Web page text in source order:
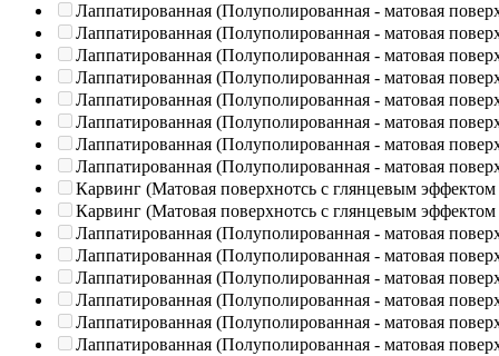
Лаппатированная (Полуполированная - матовая
Лаппатированная (Полуполированная - матовая
Лаппатированная (Полуполированная - матовая
Лаппатированная (Полуполированная - матовая
Лаппатированная (Полуполированная - матовая
Лаппатированная (Полуполированная - матовая
Лаппатированная (Полуполированная - матовая
Лаппатированная (Полуполированная - матовая
Карвинг (Матовая поверхнотсь с глянцевым эффектом
Карвинг (Матовая поверхнотсь с глянцевым эффектом
Лаппатированная (Полуполированная - матовая
Лаппатированная (Полуполированная - матовая
Лаппатированная (Полуполированная - матовая
Лаппатированная (Полуполированная - матовая
Лаппатированная (Полуполированная - матовая
Лаппатированная (Полуполированная - матовая